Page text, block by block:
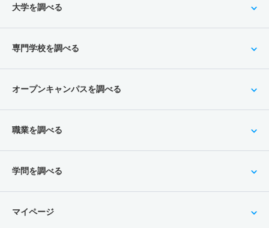
大学を調べる
専門学校を調べる
オープンキャンパスを調べる
職業を調べる
学問を調べる
マイページ